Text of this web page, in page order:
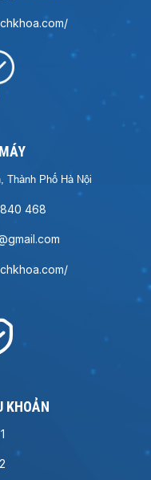
Thành Phố Hà Nội
468
KHOẢN